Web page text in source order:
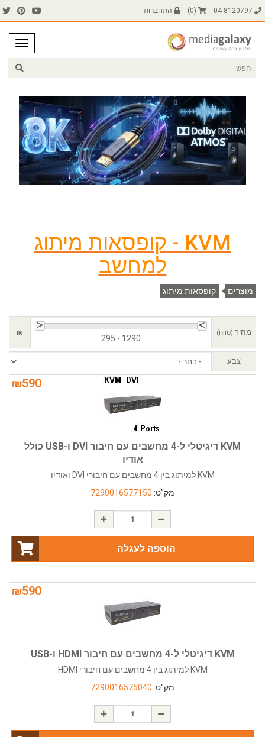
(
0
) התחברות
KVM - קופסאות מיתוג
למחשב
מוצרים קופסאות מיתוג
מחיר (טווח)
295 - 1290
₪
צבע
₪590
KVM דיגיטלי ל-4 מחשבים עם חיבור DVI ו-USB כולל
אודיו
KVM למיתוג בין 4 מחשבים עם חיבורי DVI ואודיו
מק"ט: 7290016577150
הוספה לעגלה
₪590
KVM דיגיטלי ל-4 מחשבים עם חיבור HDMI ו-USB
KVM למיתוג בין 4 מחשבים עם חיבורי HDMI
מק"ט: 7290016575040